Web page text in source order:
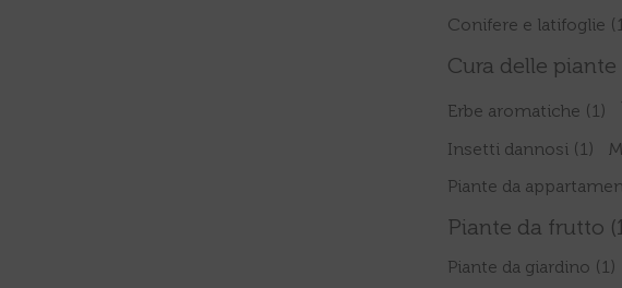
Conifere e latifoglie
Cura delle piante
Erbe aromatiche (1)
Insetti dannosi (1)
Piante da
Piante da frutto
Piante da giardino (1)